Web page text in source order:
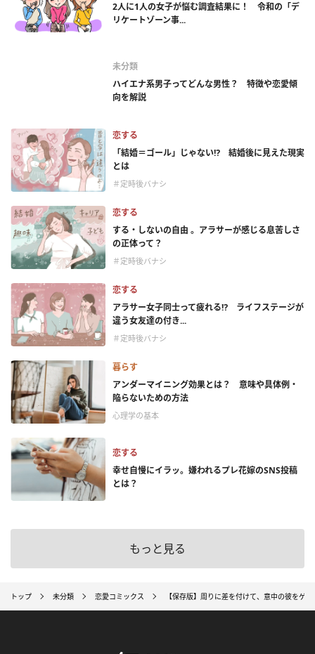
2人に1人の女子が悩む調査結果に！ 令和の「デ
リケートゾーン事...
未分類
ハイエナ系男子ってどんな男性？ 特徴や恋愛傾
向を解説
恋する
「結婚＝ゴール」じゃない⁉ 結婚後に見えた現実
とは
＃定時後バナシ
恋する
する・しないの自由 。アラサーが感じる息苦しさ
の正体って？
＃定時後バナシ
恋する
アラサー女子同士って疲れる⁉ ライフステージが
違う女友達の付き...
＃定時後バナシ
暮らす
アンダーマイニング効果とは？ 意味や具体例・
陥らないための方法
心理学の基本
恋する
幸せ自慢にイラッ。嫌われるプレ花嫁のSNS投稿
とは？
もっと見る
トップ 未分類 恋愛コミックス 【保存版】周りに差を付けて、意中の彼をゲ